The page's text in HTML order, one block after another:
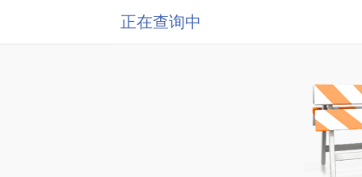
正在查询中